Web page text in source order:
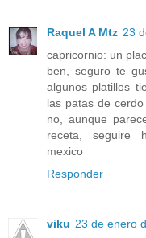
Raquel A Mtz 23
capricornio: un
ben, seguro te
algunos platillos
las patas de
no, aunque
receta, seguire
mexico
Responder
viku 23 de enero